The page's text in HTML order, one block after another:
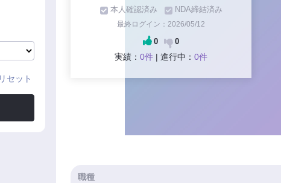
リセット
本人確認済み
NDA締結済み
最終ログイン：2026/05/12
0 0
実績：0件 | 進行中：0件
職種